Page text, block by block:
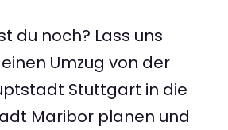
du noch? Lass uns
Umzug von der
Stuttgart in die
Maribor planen und